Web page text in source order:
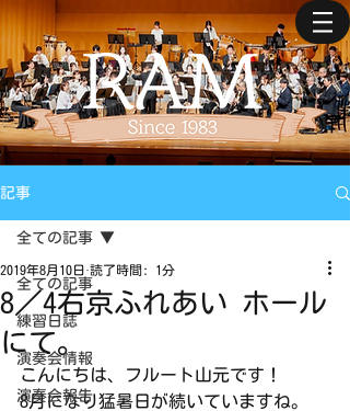
記事
全ての記事
練習日誌
演奏会情報
演奏会報告
全ての記事
8／4右京ふれあい ホール
にて。
2019年8月10日 読了時間: 1分
こんにちは、フルート山元です！
8月になり猛暑日が続いていますね。